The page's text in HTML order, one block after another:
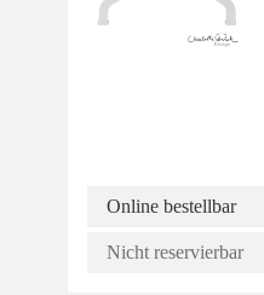
Online bestellbar
Nicht reservierbar